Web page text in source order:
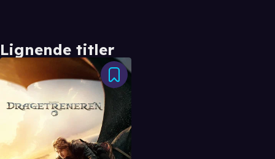
Lignende titler